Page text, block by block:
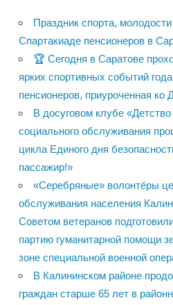
Праздник спорта,
Спартакиаде пенсионеров в
🏆 Сегодня в Саратове
ярких спортивных событий
пенсионеров, приуроченная ко
В досуговом клубе
социального обслуживания
цикла Единого дня
пассажир!»
«Серебряные» волонтёры
обслуживания населения
Советом ветеранов
партию гуманитарной помощи
зоне специальной военной
В Калининском районе
граждан старше 65 лет в